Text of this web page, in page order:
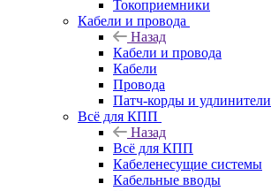
Токоприемники
Кабели и провода
Назад
Кабели и провода
Кабели
Провода
Патч-корды и удлинители
Всё для КПП
Назад
Всё для КПП
Кабеленесущие системы
Кабельные вводы